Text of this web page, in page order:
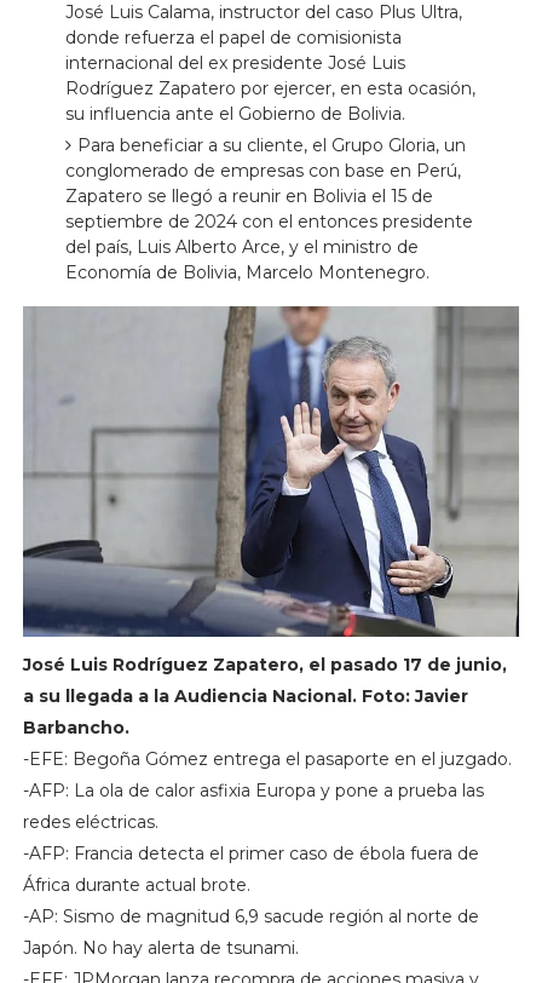
José Luis Calama, instructor del caso Plus Ultra,
donde refuerza el papel de comisionista
internacional del ex presidente José Luis
Rodríguez Zapatero por ejercer, en esta ocasión,
su influencia ante el Gobierno de Bolivia.
Para beneficiar a su cliente, el Grupo Gloria, un
conglomerado de empresas con base en Perú,
Zapatero se llegó a reunir en Bolivia el 15 de
septiembre de 2024 con el entonces presidente
del país, Luis Alberto Arce, y el ministro de
Economía de Bolivia, Marcelo Montenegro.
José Luis Rodríguez Zapatero, el pasado 17 de junio,
a su llegada a la Audiencia Nacional. Foto: Javier
Barbancho.
-EFE: Begoña Gómez entrega el pasaporte en el juzgado.
-AFP: La ola de calor asfixia Europa y pone a prueba las
redes eléctricas.
-AFP: Francia detecta el primer caso de ébola fuera de
África durante actual brote.
-AP: Sismo de magnitud 6,9 sacude región al norte de
Japón. No hay alerta de tsunami.